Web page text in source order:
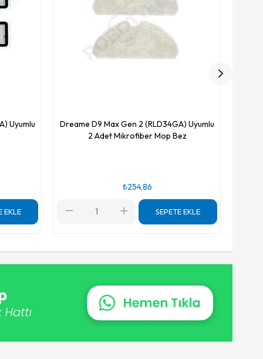
Uyumlu
EKLE
Dreame D9 Max Gen 2 (RLD34GA) Uyumlu
2 Adet Mikrofiber Mop Bez
₺254,86
SEPETE EKLE